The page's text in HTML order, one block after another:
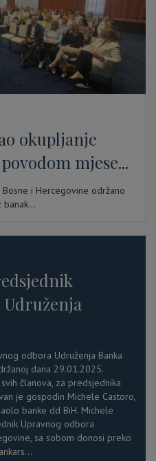
okupljanje
mjese...
i Hercegovine održano
odbora Udruženja Banka
dana 29.01.2025.
članova, za predsjednika
je gospodin Michele Castoro,
banke dd BiH. Michele
Upravnog odbora
sa sobom donosi preko